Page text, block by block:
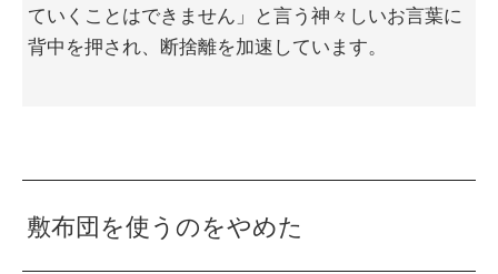
ていくことはできません」と言う神々しいお言葉に
背中を押され、断捨離を加速しています。
敷布団を使うのをやめた